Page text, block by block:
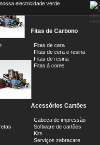
electricidade verde
Fitas de Carbono
Fitas de cera
Fitas de cera e resina
Fitas de resina
Fitas á cores
Acessórios Cartões
Cabeça de impressão
Software de cartões
Kits
Serviços zebracare